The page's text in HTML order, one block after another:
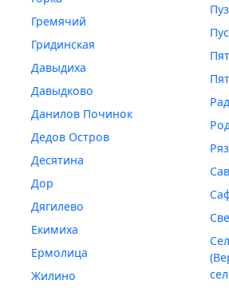
Гремячий
Гридинская
Давыдиха
Давыдково
Данилов Починок
Дедов Остров
Десятина
Дор
Дягилево
Екимиха
Ермолица
Жилино